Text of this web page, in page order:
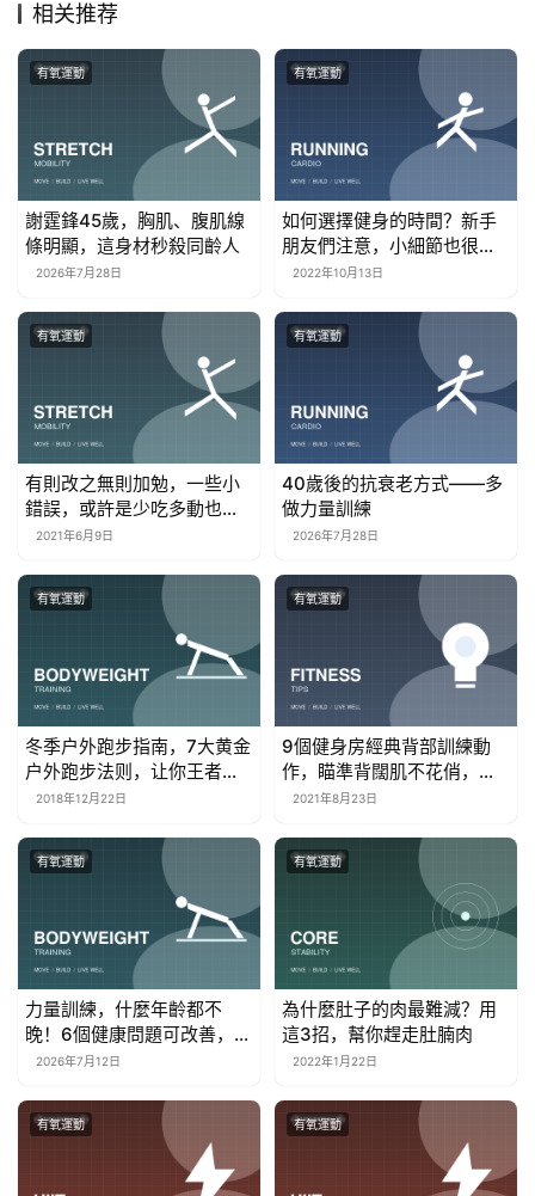
相关推荐
有氧運動
謝霆鋒45歲，胸肌、腹肌線
條明顯，這身材秒殺同齡人
2026年7月28日
有氧運動
如何選擇健身的時間？新手
朋友們注意，小細節也很重
要2022年10月13日
有氧運動
有則改之無則加勉，一些小
錯誤，或許是少吃多動也不
瘦的原因所在
2021年6月9日
有氧運動
40歲後的抗衰老方式——多
做力量訓練
2026年7月28日
有氧運動
冬季户外跑步指南，7大黄金
户外跑步法则，让你王者归
来不受风寒
2018年12月22日
有氧運動
9個健身房經典背部訓練動
作，瞄準背闊肌不花俏，打
造寬厚虎背
2021年8月23日
有氧運動
力量訓練，什麼年齡都不
晚！6個健康問題可改善，特
別是中老年人
2026年7月12日
有氧運動
為什麼肚子的肉最難減？用
這3招，幫你趕走肚腩肉
2022年1月22日
有氧運動 有氧運動